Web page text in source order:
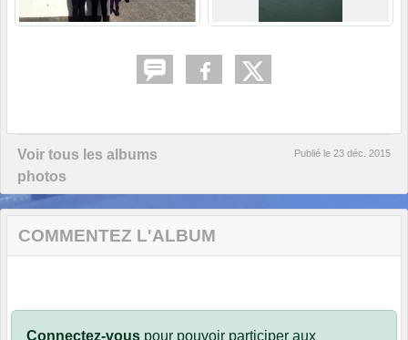
Voir tous les albums
photos
Publié le 23 déc. 2015
COMMENTEZ L'ALBUM
Connectez-vous pour pouvoir participer aux